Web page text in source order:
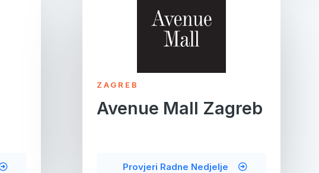
ZAGREB
Avenue Mall Zagreb
Provjeri Radne Nedjelje